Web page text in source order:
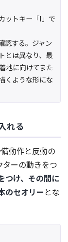
ットキー「I」で
認する。ジャン
とは異なり、最
地に向けてまた
くような形にな
れる
動作と反動の
ターの動きをつ
つけ、その間に
のセオリー とな